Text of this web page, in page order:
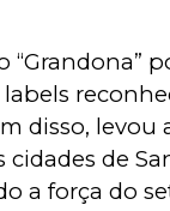
disso,
de
a força do